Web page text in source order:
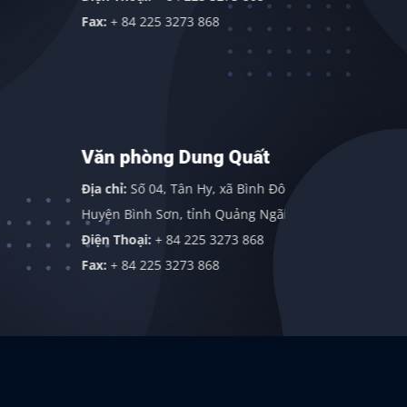
+ 84 225 3273 868
Văn phòng Dung Quất
Số 04, Tân Hy, xã Bình Đông,
Huyện Bình Sơn, tỉnh Quảng Ngãi
Điện Thoại:
+ 84 225 3273 868
Fax: + 84 225 3273 868